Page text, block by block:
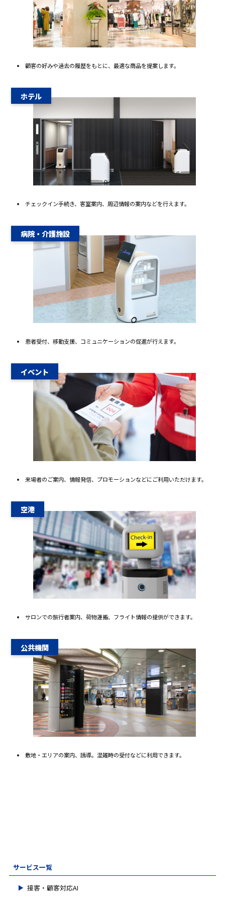
サービス一覧
接客・顧客対応AI
顧客の好みや過去の履歴をもとに、最適な商品を提案します。
ホテル
チェックイン手続き、客室案内、周辺情報の案内などを行えます。
病院・介護施設
患者受付、移動支援、コミュニケーションの促進が行えます。
イベント
来場者のご案内、情報発信、プロモーションなどにご利用いただけます。
空港
サロンでの旅行者案内、荷物運搬、フライト情報の提供ができます。
公共機関
敷地・エリアの案内、誘導。混雑時の受付などに利用できます。